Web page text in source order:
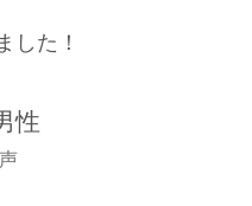
した！
性